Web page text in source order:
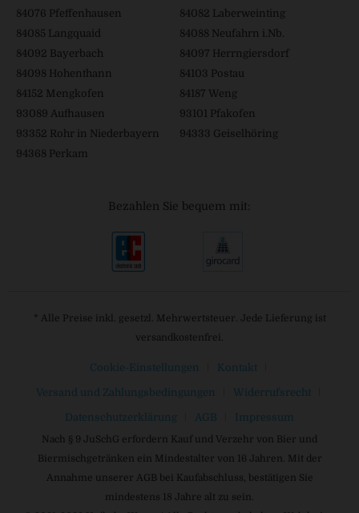
84076 Pfeffenhausen
84082 Laberweinting
84085 Langquaid
84088 Neufahrn i.Nb.
84092 Bayerbach
84097 Herrngiersdorf
84098 Hohenthann
84103 Postau
84152 Mengkofen
84187 Weng
93089 Aufhausen
93101 Pfakofen
93352 Rohr in Niederbayern
94333 Geiselhöring
94368 Perkam
Bezahlen Sie bequem mit:
* Alle Preise inkl. gesetzl. Mehrwertsteuer. Jede Lieferung ist
versandkostenfrei.
Cookie-Einstellungen Kontakt
Versand und Zahlungsbedingungen Widerrufsrecht
Datenschutzerklärung AGB Impressum
Nach § 9 JuSchG erfordern Kauf und Verzehr von Bier und
Biermischgetränken ein Mindestalter von 16 Jahren. Mit der
Annahme unserer AGB bei Kaufabschluss, bestätigen Sie
mindestens 18 Jahre alt zu sein.